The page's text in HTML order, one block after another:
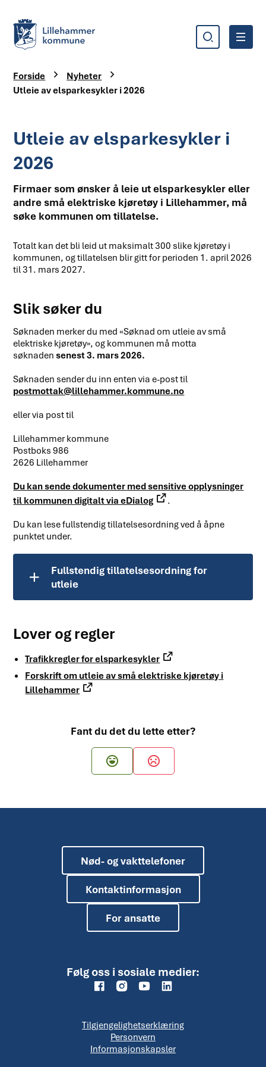
Søk Meny
Du er her:
Forside
Nyheter
Utleie av elsparkesykler i 2026
Utleie av elsparkesykler i
2026
Firmaer som ønsker å leie ut elsparkesykler eller
andre små elektriske kjøretøy i Lillehammer, må
søke kommunen om tillatelse.
Totalt kan det bli leid ut maksimalt 300 slike kjøretøy i
kommunen, og tillatelsen blir gitt for perioden 1. april 2026
til 31. mars 2027.
Slik søker du
Søknaden merker du med «Søknad om utleie av små
elektriske kjøretøy», og kommunen må motta
søknadensenest 3. mars 2026.
Søknaden sender du inn enten via e-post til
postmottak@lillehammer.kommune.no
eller via post til
Lillehammer kommune
Postboks 986
2626 Lillehammer
Du kan sende dokumenter med sensitive opplysninger
til kommunen digitalt via eDialog
.
Du kan lese fullstendig tillatelsesordning ved å åpne
punktet under.
Fullstendig tillatelsesordning for
utleie
Lover og regler
Trafikkregler for elsparkesykler
Forskrift om utleie av små elektriske kjøretøy i
Lillehammer
Fant du det du lette etter?
Ja Nei
Nød- og vakttelefoner
Kontaktinformasjon
For ansatte
Følg oss i sosiale medier:
Tilgjengelighetserklæring
Personvern
Informasjonskapsler